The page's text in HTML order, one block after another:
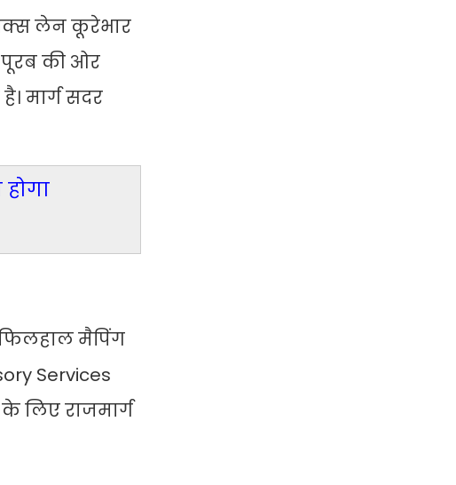
लेन कूरेभार
पूरब की ओर
मार्ग सदर
फिलहाल मैपिंग
Services
लिए राजमार्ग